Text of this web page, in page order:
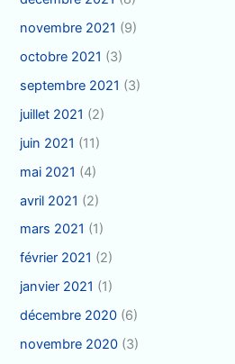
novembre 2021 (9)
octobre 2021 (3)
septembre 2021 (3)
juillet 2021 (2)
juin 2021 (11)
mai 2021 (4)
avril 2021 (2)
mars 2021 (1)
février 2021 (2)
janvier 2021 (1)
décembre 2020 (6)
novembre 2020 (3)